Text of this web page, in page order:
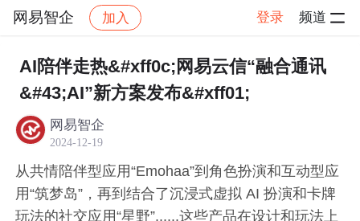
网易智企 加入 登录 频道
社区 网易智企 最新资讯 帖子详情
AI陪伴走热&#xff0c;网易云信“融合通讯
&#43;AI”新方案发布&#xff01;
网易智企
2024-12-19
从共情陪伴型应用“Emohaa”到角色扮演和互动型应
用“筑梦岛”，再到结合了沉浸式虚拟 AI 扮演和卡牌
玩法的社交应用“星野”......这些产品在设计和玩法上